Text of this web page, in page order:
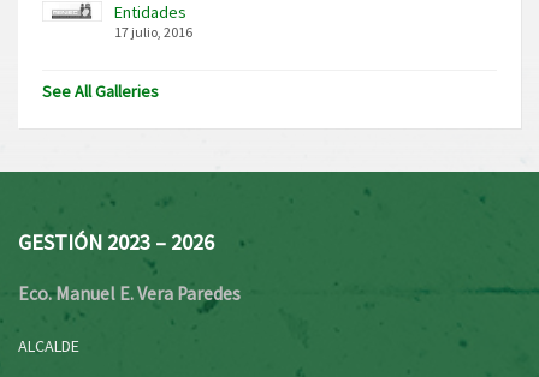
Entidades
17 julio, 2016
See All Galleries
GESTIÓN 2023 – 2026
Eco. Manuel E. Vera Paredes
ALCALDE